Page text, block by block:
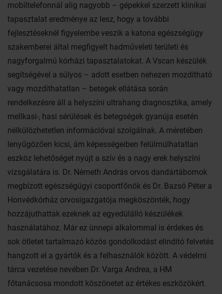
mobiltelefonnál alig nagyobb – gépekkel szerzett klinikai
tapasztalat eredménye az lesz, hogy a további
fejlesztéseknél figyelembe veszik a katona egészségügy
szakemberei által megfigyelt hadműveleti területi és
nagyforgalmú kórházi tapasztalatokat. A Vscan készülék
segítségével a súlyos – adott esetben nehezen mozdítható
vagy mozdíthatatlan – betegek ellátása során
rendelkezésre áll a helyszíni ultrahang diagnosztika, amely
mellkasi-, hasi sérülések és betegségek gyanúja esetén
nélkülözhetetlen információval szolgálnak. A méretében
lenyűgözően kicsi, ám képességeiben felülmúlhatatlan
eszköz lehetőséget nyújt a szív és a nagy erek helyszíni
vizsgálatára is. Dr. Németh András orvos dandártábornok
megbízott egészségügyi csoportfőnök és Dr. Bazsó Péter a
Honvédkórház orvosigazgatója megköszönték, hogy
hozzájuthattak ezeknek az egyedülálló készülékek
használatához. Már ez ünnepi alkalommal is érdekes és
sok ötletet tartalmazó közös gondolkodást elindító felvetés
hangzott el a gyártók és a felhasználók között. A védelmi
tárca vezetése nevében Dr. Varga Andrea, a HM
főtanácsosa mondott köszönetet az értékes eszközökért.